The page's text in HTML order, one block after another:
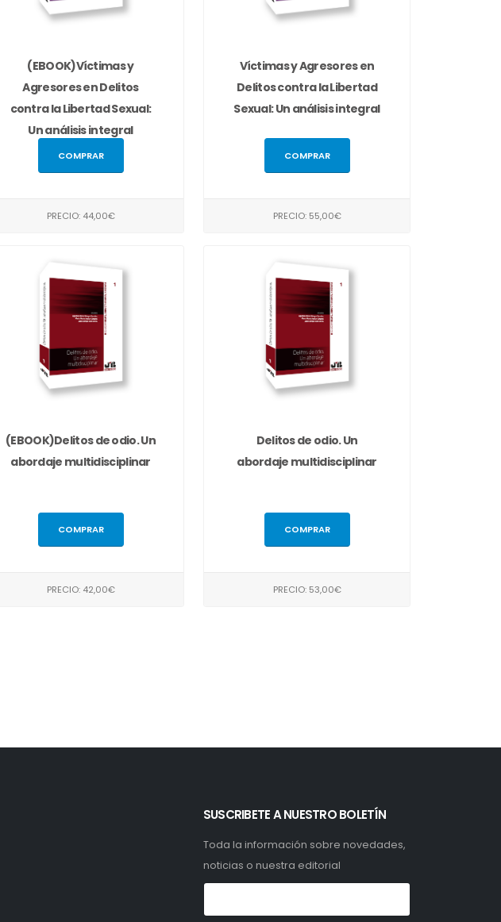
(EBOOK)Víctimas y
Agresores en Delitos
contra la Libertad Sexual:
Un análisis integral
COMPRAR
PRECIO: 44,00€
Víctimas y Agresores en
Delitos contra la Libertad
Sexual: Un análisis integral
COMPRAR
PRECIO: 55,00€
(EBOOK)Delitos de odio. Un
abordaje multidisciplinar
COMPRAR
PRECIO: 42,00€
Delitos de odio. Un
abordaje multidisciplinar
COMPRAR
PRECIO: 53,00€
SUSCRIBETE A NUESTRO BOLETÍN
Toda la información sobre novedades,
noticias o nuestra editorial